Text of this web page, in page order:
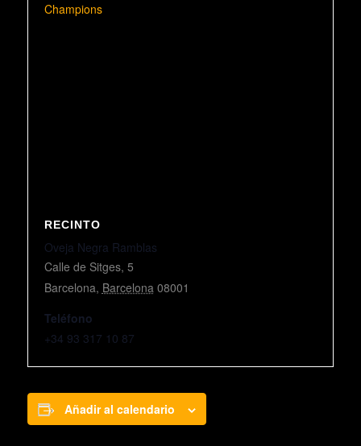
Champions
RECINTO
Oveja Negra Ramblas
Calle de Sitges, 5
Barcelona, Barcelona 08001
Teléfono
+34 93 317 10 87
Añadir al calendario